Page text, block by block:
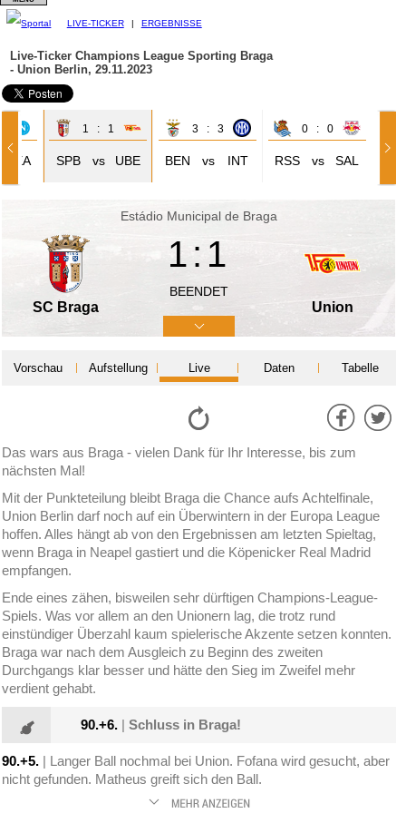
LIVE-TICKER | ERGEBNISSE
Live-Ticker Champions League Sporting Braga
- Union Berlin, 29.11.2023
NEA
1 : 1
SPB vs UBE
3 : 3
BEN vs INT
0 : 0
RSS vs SAL
Estádio Municipal de Braga
SC Braga
1:1
BEENDET
Union
Vorschau Aufstellung Live Daten Tabelle
Das wars aus Braga - vielen Dank für Ihr Interesse, bis zum
nächsten Mal!
Mit der Punkteteilung bleibt Braga die Chance aufs Achtelfinale,
Union Berlin darf noch auf ein Überwintern in der Europa League
hoffen. Alles hängt ab von den Ergebnissen am letzten Spieltag,
wenn Braga in Neapel gastiert und die Köpenicker Real Madrid
empfangen.
Ende eines zähen, bisweilen sehr dürftigen Champions-League-
Spiels. Was vor allem an den Unionern lag, die trotz rund
einstündiger Überzahl kaum spielerische Akzente setzen konnten.
Braga war nach dem Ausgleich zu Beginn des zweiten
Durchgangs klar besser und hätte den Sieg im Zweifel mehr
verdient gehabt.
90.+6. |Schluss in Braga!
90.+5. | Langer Ball nochmal bei Union. Fofana wird gesucht, aber
nicht gefunden. Matheus greift sich den Ball.